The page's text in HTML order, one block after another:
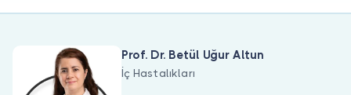
Hastalar için
Prof. Dr. Betül Uğur Altun
İç Hastalıkları